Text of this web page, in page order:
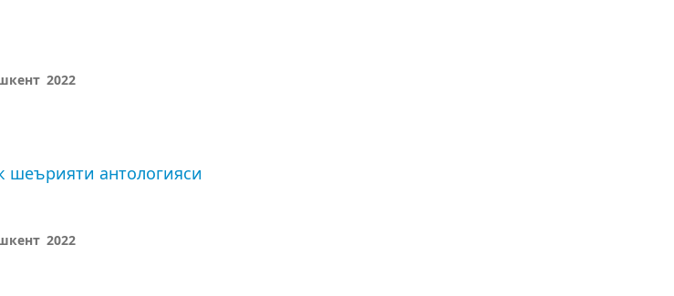
2022
шеърияти антологияси
2022